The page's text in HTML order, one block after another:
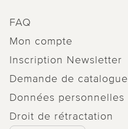
FAQ
Mon compte
Inscription Newsletter
Demande de catalogue
Données personnelles
Droit de rétractation